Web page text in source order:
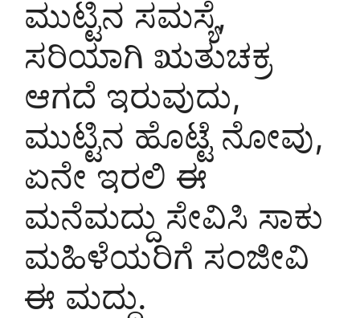
ಮುಟ್ಟಿನ ಸಮಸ್ಯೆ,
ಸರಿಯಾಗಿ ಋತುಚಕ್ರ
ಆಗದೆ ಇರುವುದು,
ಮುಟ್ಟಿನ ಹೊಟ್ಟೆ ನೋವು,
ಏನೇ ಇರಲಿ ಈ
ಮನೆಮದ್ದು ಸೇವಿಸಿ ಸಾಕು
ಮಹಿಳೆಯರಿಗೆ ಸಂಜೀವಿ
ಈ ಮದ್ದು.